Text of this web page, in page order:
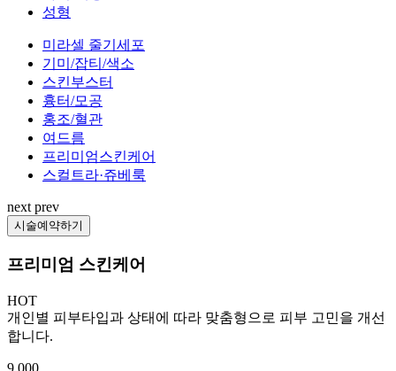
성형
미라셀 줄기세포
기미/잡티/색소
스킨부스터
흉터/모공
홍조/혈관
여드름
프리미엄스킨케어
스컬트라·쥬베룩
next prev
시술예약하기
프리미엄 스킨케어
HOT
개인별 피부타입과 상태에 따라 맞춤형으로 피부 고민을 개선
합니다.
9,000